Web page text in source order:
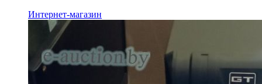
Интернет-магазин